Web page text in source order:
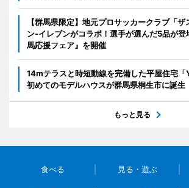
【群馬県限定】地元プロサッカークラブ「
ン‐イレブンがコラボ！選手が選んだ5品が
馬応援フェア』を開催
14mテラスと時短動線を完備した平屋住宅「
初めてのモデルハウスが群馬県桐生市に誕生
もっと見る
食べる 見る・遊ぶ